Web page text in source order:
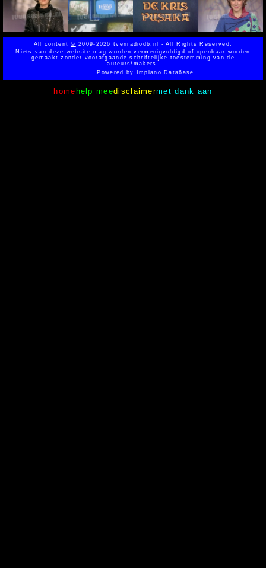
All content© 2009-2026 tvenradiodb.nl - All Rights Reserved.
Niets van deze website mag worden vermenigvuldigd of openbaar worden
gemaakt zonder voorafgaande schriftelijke toestemming van de
auteurs/makers.
Powered byImplano Data6ase
home help meedisclaimermet dank aan